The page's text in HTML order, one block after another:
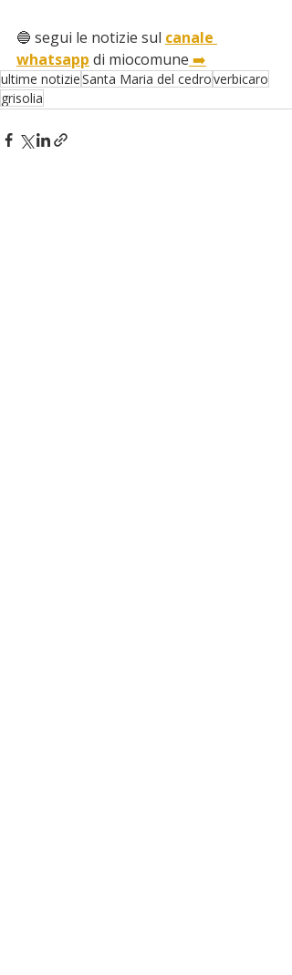
🔵 segui le notizie sul canale
whatsapp di miocomune ➡️
ultime notizieSanta Maria del cedroverbicaro
grisolia